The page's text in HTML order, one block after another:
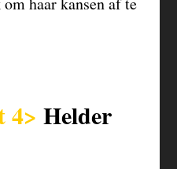
4> Helder